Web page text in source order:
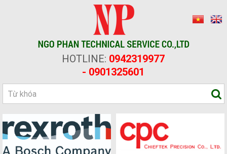
HOTLINE: 0942319977
- 0901325601